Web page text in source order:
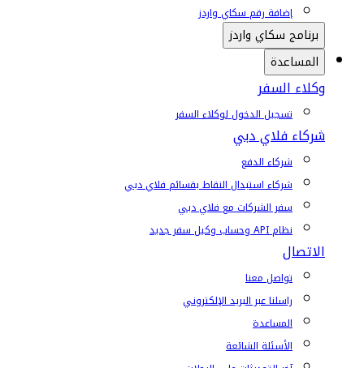
إضافة رقم سكاي واردز
برنامج سكاي واردز
المساعدة
وكلاء السفر
تسجيل الدخول لوكلاء السفر
شركاء فلاي دبي
شركاء الدفع
شركاء استبدال النقاط بقسائم فلاي دبي
سفر الشركات مع فلاي دبي
نظام API وحساب وكيل سفر جديد
الاتصال
تواصل معنا
راسلنا عبر البريد الإلكتروني
المساعدة
الأسئلة الشائعة